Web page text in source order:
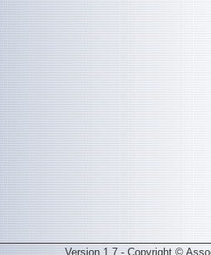
Version 1.7 - Copyright ©